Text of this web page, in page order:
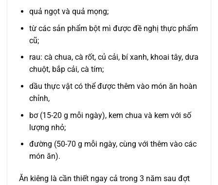
quả ngọt và quả mọng;
từ các sản phẩm bột mì được đề nghị thực phẩm
cũ;
rau: cà chua, cà rốt, củ cải, bí xanh, khoai tây, dưa
chuột, bắp cải, cà tím;
dầu thực vật có thể được thêm vào món ăn hoàn
chỉnh,
bơ (15-20 g mỗi ngày), kem chua và kem với số
lượng nhỏ;
đường (50-70 g mỗi ngày, cùng với thêm vào các
món ăn).
Ăn kiêng là cần thiết ngay cả trong 3 năm sau đợt